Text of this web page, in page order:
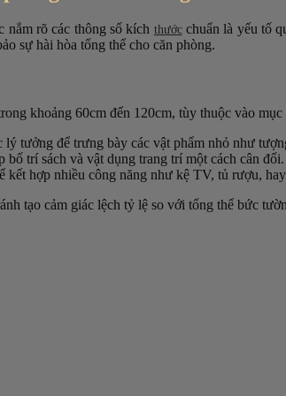
nắm rõ các thông số kích thướcchuẩn là yếu tố
sự hài hòa tổng thể cho căn phòng.
khoảng 60cm đến 120cm, tùy thuộc vào
tưởng để trưng bày các vật phẩm nhỏ như
bố trí sách và vật dụng trang trí một cách cân đối.
kết hợp nhiều công năng như kệ TV, tủ rượu,
tạo cảm giác lệch tỷ lệ so với tổng thể bức